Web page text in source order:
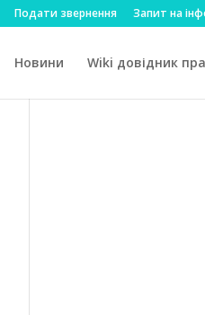
Подати звернення Запит на
Новини Wiki довідник